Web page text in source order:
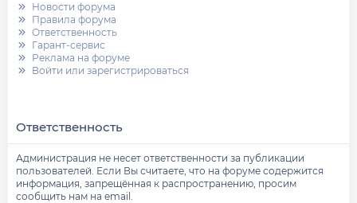
Новости форума
Правила форума
Ответственность
Гарант-сервис
Реклама на форуме
Войти или зарегистрироваться
Ответственность
Администрация не несет ответственности за публикации
пользователей. Если Вы считаете, что на форуме содержится
информация, запрещённая к распространению, просим
сообщить нам на email.